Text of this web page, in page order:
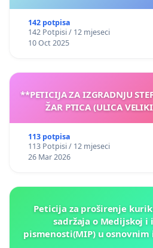
142 potpisa
142 Potpisi / 12 mjeseci
10 Oct 2025
**PETICIJA ZA IZGRADNJU
ŽAR PTICA (ULICA
113 potpisa
113 Potpisi / 12 mjeseci
26 Mar 2026
Peticija za proširenje
sadržaja o Medijskoj
pismenosti(MIP) u